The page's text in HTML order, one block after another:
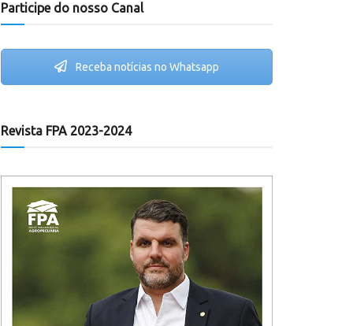
Participe do nosso Canal
Receba notícias no Whatsapp
Revista FPA 2023-2024